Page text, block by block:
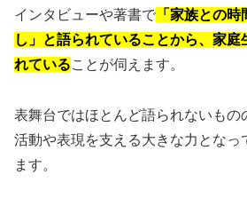
インタビューや著書で 「家族との
し」と語られていることから、家庭
れていることが伺えます。
表舞台ではほとんど語られないもの
活動や表現を支える大きな力となっ
ます。